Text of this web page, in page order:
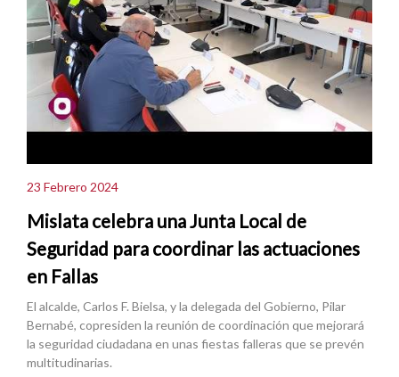
23 Febrero 2024
Mislata celebra una Junta Local de
Seguridad para coordinar las actuaciones
en Fallas
El alcalde, Carlos F. Bielsa, y la delegada del Gobierno, Pilar
Bernabé, copresiden la reunión de coordinación que mejorará
la seguridad ciudadana en unas fiestas falleras que se prevén
multitudinarias.